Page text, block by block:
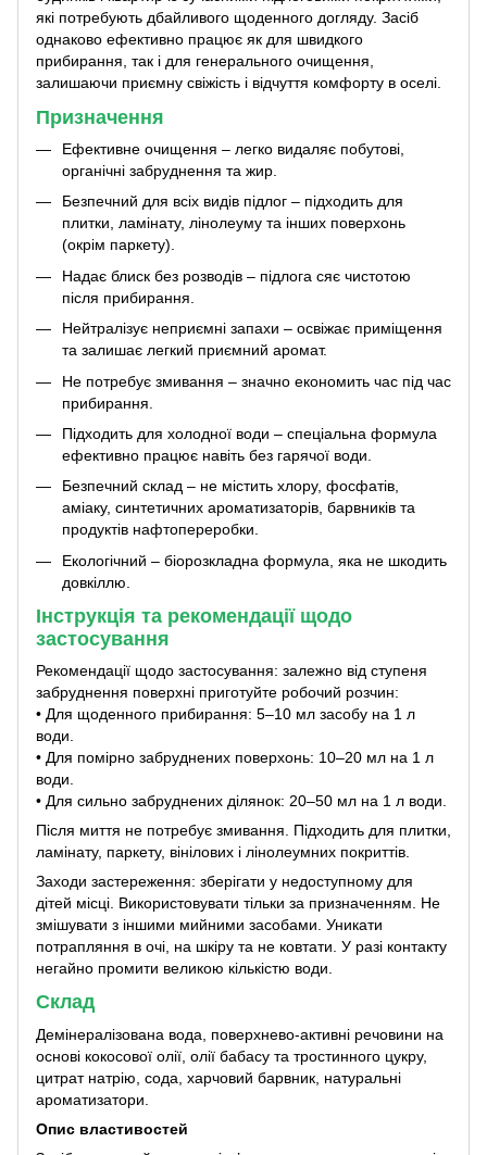
які потребують дбайливого щоденного догляду. Засіб
однаково ефективно працює як для швидкого
прибирання, так і для генерального очищення,
залишаючи приємну свіжість і відчуття комфорту в оселі.
Призначення
Ефективне очищення – легко видаляє побутові,
органічні забруднення та жир.
Безпечний для всіх видів підлог – підходить для
плитки, ламінату, лінолеуму та інших поверхонь
(окрім паркету).
Надає блиск без розводів – підлога сяє чистотою
після прибирання.
Нейтралізує неприємні запахи – освіжає приміщення
та залишає легкий приємний аромат.
Не потребує змивання – значно економить час під час
прибирання.
Підходить для холодної води – спеціальна формула
ефективно працює навіть без гарячої води.
Безпечний склад – не містить хлору, фосфатів,
аміаку, синтетичних ароматизаторів, барвників та
продуктів нафтопереробки.
Екологічний – біорозкладна формула, яка не шкодить
довкіллю.
Інструкція та рекомендації щодо
застосування
Рекомендації щодо застосування: залежно від ступеня
забруднення поверхні приготуйте робочий розчин:
• Для щоденного прибирання: 5–10 мл засобу на 1 л
води.
• Для помірно забруднених поверхонь: 10–20 мл на 1 л
води.
• Для сильно забруднених ділянок: 20–50 мл на 1 л води.
Після миття не потребує змивання. Підходить для плитки,
ламінату, паркету, вінілових і лінолеумних покриттів.
Заходи застереження: зберігати у недоступному для
дітей місці. Використовувати тільки за призначенням. Не
змішувати з іншими мийними засобами. Уникати
потрапляння в очі, на шкіру та не ковтати. У разі контакту
негайно промити великою кількістю води.
Склад
Демінералізована вода, поверхнево-активні речовини на
основі кокосової олії, олії бабасу та тростинного цукру,
цитрат натрію, сода, харчовий барвник, натуральні
ароматизатори.
Опис властивостей